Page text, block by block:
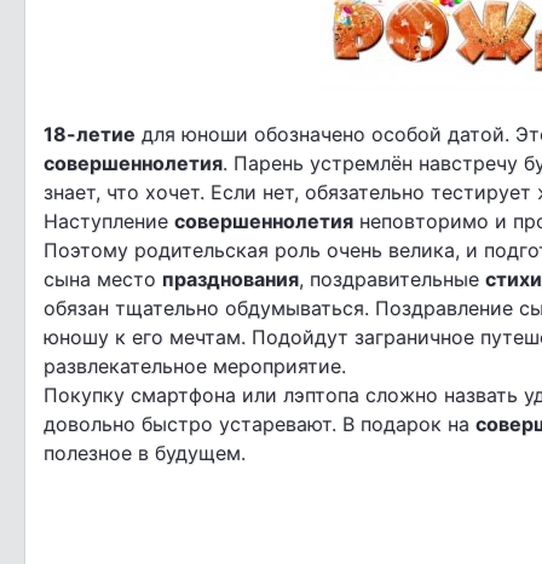
18-летие для юноши обозначено особой датой.
совершеннолетия. Парень устремлён навстречу
знает, что хочет. Если нет, обязательно
Наступление совершеннолетия неповторимо и
Поэтому родительская роль очень велика, и
сына место празднования, поздравительные стихи
обязан тщательно обдумываться. Поздравление
юношу к его мечтам. Подойдут заграничное
развлекательное мероприятие.
Покупку смартфона или лэптопа сложно назвать
довольно быстро устаревают. В подарок на
полезное в будущем.